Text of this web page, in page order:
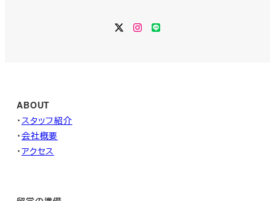
TwitterInstagram
LINE
ABOUT
・ スタッフ紹介
・会社概要
・アクセス